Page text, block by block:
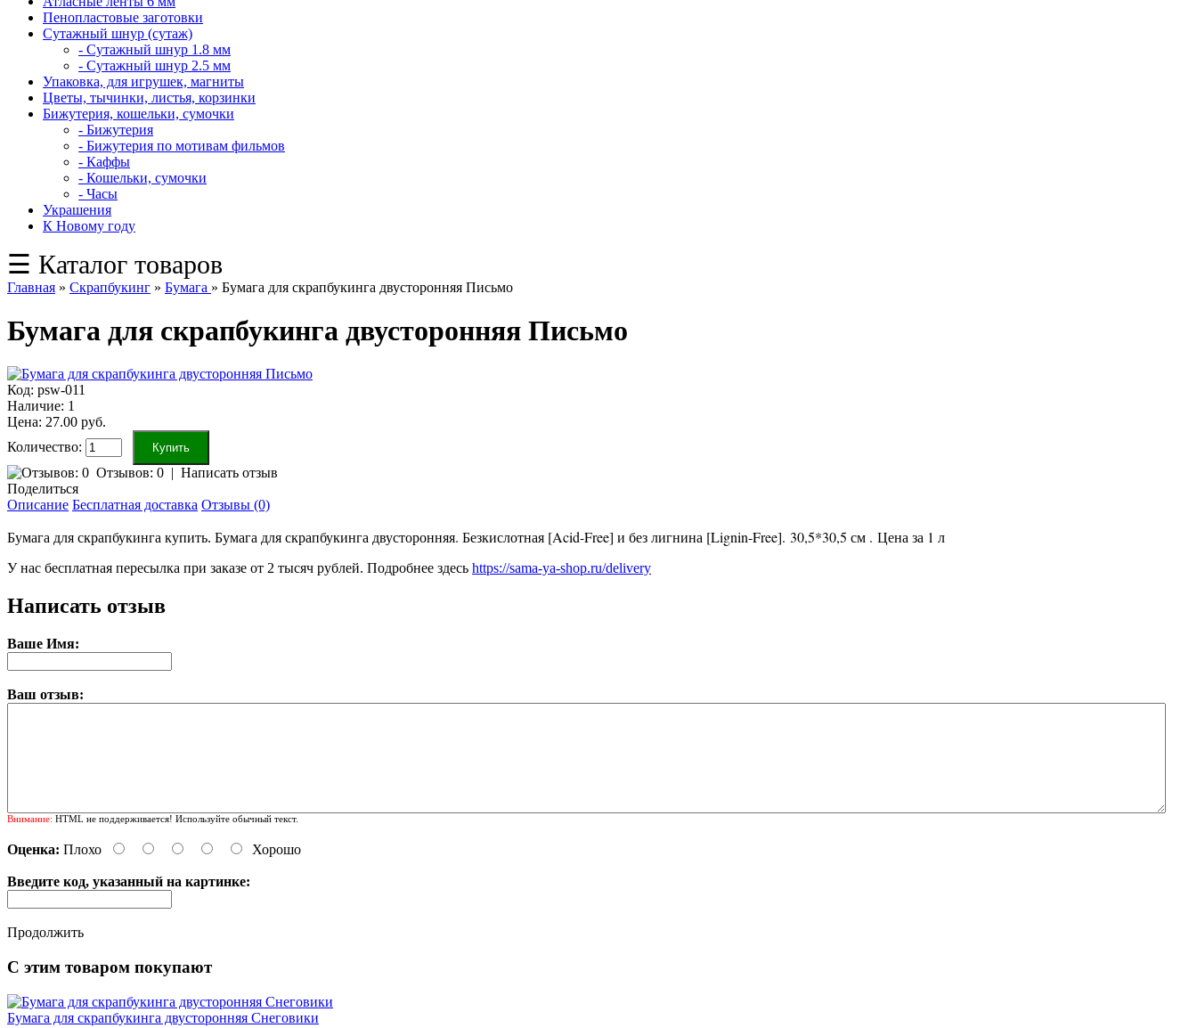
Пенопластовые заготовки
Сутажный шнур (сутаж)
- Сутажный шнур 1.8 мм
- Сутажный шнур 2.5 мм
Упаковка, для игрушек, магниты
Цветы, тычинки, листья, корзинки
Бижутерия, кошельки, сумочки
- Бижутерия
- Бижутерия по мотивам фильмов
- Каффы
- Кошельки, сумочки
- Часы
Украшения
К Новому году
☰ Каталог товаров
Главная » Скрапбукинг » Бумага » Бумага для скрапбукинга двусторонняя Письмо
Бумага для скрапбукинга двусторонняя Письмо
Код: psw-011
Наличие: 1
Цена: 27.00 руб.
Количество:
Отзывов: 0 | Написать отзыв
Поделиться
Описание Бесплатная доставка Отзывы (0)
Бумага для скрапбукинга купить. Бумага для скрапбукинга двусторонняя. Безкислотная [Acid-Free] и без лигнина [Lignin-Free]. 30,5*30,5 см . Цена за 1 л
У нас бесплатная пересылка при заказе от 2 тысяч рублей. Подробнее здесь https://sama-ya-shop.ru/delivery
Написать отзыв
Ваше Имя:
Ваш отзыв:
Внимание: HTML не поддерживается! Используйте обычный текст.
Оценка: Плохо Хорошо
Введите код, указанный на картинке:
Продолжить
С этим товаром покупают
Бумага для скрапбукинга двусторонняя Снеговики